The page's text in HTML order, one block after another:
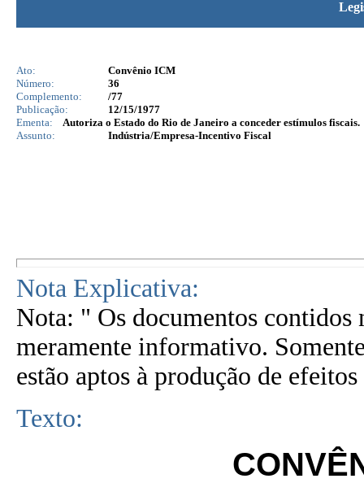
Ato:
Convênio ICM
Número:
36
Complemento:
/77
Publicação:
12/15/1977
Ementa:
Autoriza o Estado do Rio de Janeiro a conceder estímulos fiscais.
Assunto:
Indústria/Empresa-Incentivo Fiscal
Nota Explicativa:
Nota: " Os documentos contidos
meramente informativo.
estão aptos à produção de
Texto: